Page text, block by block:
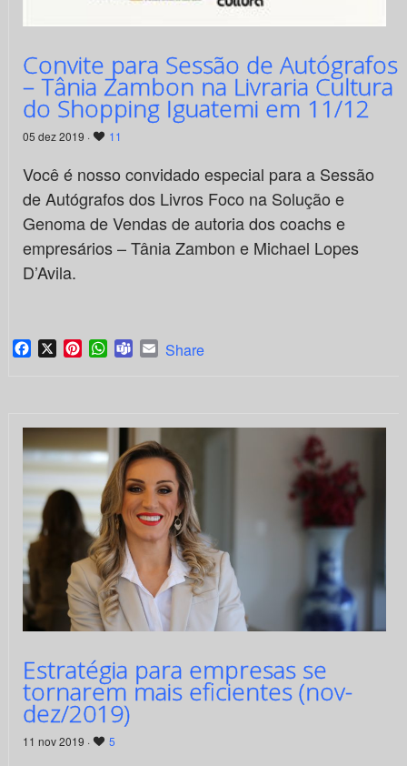
Convite para Sessão de Autógrafos
– Tânia Zambon na Livraria Cultura
do Shopping Iguatemi em 11/12
05 dez 2019 · 11
Você é nosso convidado especial para a Sessão
de Autógrafos dos Livros Foco na Solução e
Genoma de Vendas de autoria dos coachs e
empresários – Tânia Zambon e Michael Lopes
D’Avila.
Facebook
X PinterestWhatsApp
TeamsEmail
Share
Estratégia para empresas se
tornarem mais eficientes (nov-
dez/2019)
11 nov 2019 · 5